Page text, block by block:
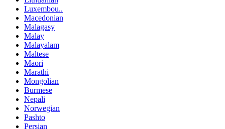
Luxembou..
Macedonian
Malagasy
Malay
Malayalam
Maltese
Maori
Marathi
Mongolian
Burmese
Nepali
Norwegian
Pashto
Persian